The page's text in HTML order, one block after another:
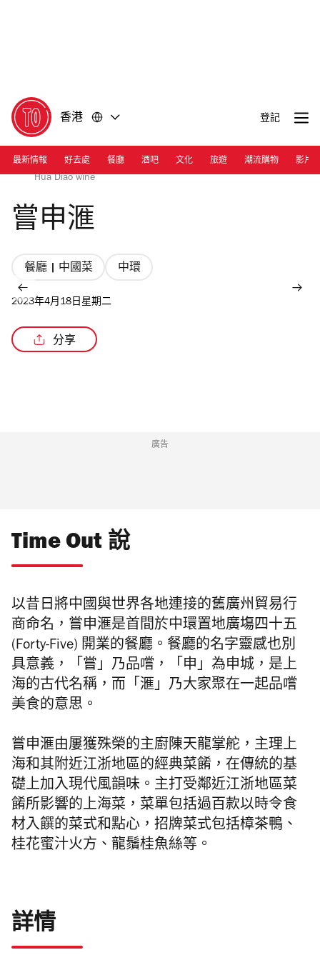
香港 登記
最新情報 好去處 餐廳 酒吧 文化 旅遊 潮流購物 影片
Photograph: Tatum Ancheta | Drunken crab with 25-year
Hua Diao wine
嘗申滙
餐廳 | 中國菜 中環
2023年4月18日星期二
分享
廣告
Time Out 說
以昔日將中國與世界各地連接的舊廣州貿易行
商命名， 嘗申滙是首間於中環置地廣塲四十五
(Forty-Five) 開業的餐廳。 餐廳的名字靈感也別
具意義，「嘗」乃品嚐，「申」為申城，是上
海的古代名稱，而「滙」乃大家聚在一起品嚐
美食的意思。
嘗申滙由屢獲殊榮的主廚陳天龍掌舵，主理上
海和其附近江浙地區的經典菜餚，在傳統的基
礎上加入現代風韻味。 主打受鄰近江浙地區菜
餚所影響的上海菜，菜單包括過百款以時令食
材入饌的菜式和點心，招牌菜式包括樟茶鴨、
桂花蜜汁火方、龍鬚桂魚絲等。
詳情